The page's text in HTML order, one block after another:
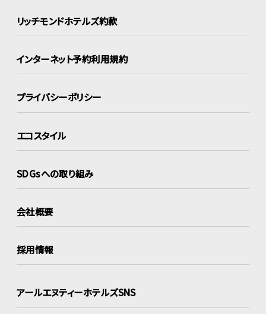
リッチモンドホテルズ約款
インターネット予約利用規約
プライバシーポリシー
エコスタイル
SDGsへの取り組み
会社概要
採用情報
アールエヌティーホテルズSNS